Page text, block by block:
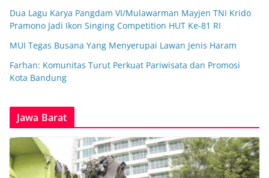
Dua Lagu Karya Pangdam VI/Mulawarman Mayjen TNI Krido
Pramono Jadi Ikon Singing Competition HUT Ke-81 RI
MUI Tegas Busana Yang Menyerupai Lawan Jenis Haram
Farhan: Komunitas Turut Perkuat Pariwisata dan Promosi
Kota Bandung
Jawa Barat